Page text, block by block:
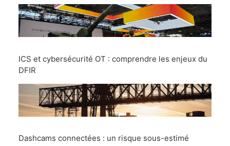
ICS et cybersécurité OT : comprendre les enjeux du
DFIR
Dashcams connectées : un risque sous-estimé